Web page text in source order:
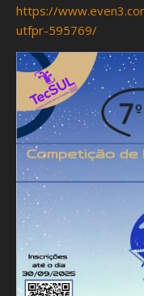
https://
utfpr-595769/